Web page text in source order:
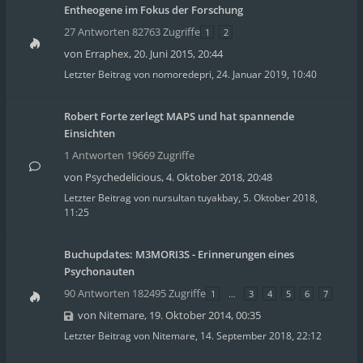
Entheogene im Fokus der Forschung
27 Antworten 82763 Zugriffe 1 2
von Erraphex,20. Juni 2015, 20:44
Letzter Beitrag von nomoredepri, 24. Januar 2019, 10:40
Robert Forte zerlegt MAPS und hat spannende
Einsichten
1 Antworten 19669 Zugriffe
von Psychedelicious,4. Oktober 2018, 20:48
Letzter Beitrag von nursultan tuyakbay, 5. Oktober 2018,
11:25
Buchupdates: M3MORI3S - Erinnerungen eines
Psychonauten
90 Antworten 182495 Zugriffe 1 … 3 4 5 6 7
von Nitemare, 19. Oktober 2014, 00:35
Letzter Beitrag von Nitemare, 14. September 2018, 22:12